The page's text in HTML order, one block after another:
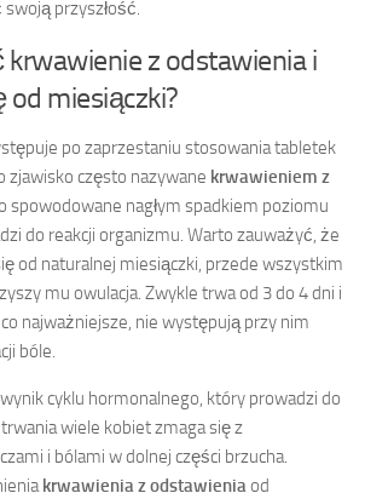
przyszłość.
krwawienie z odstawienia i
od miesiączki?
po zaprzestaniu stosowania tabletek
zjawisko często nazywane krwawieniem z
spowodowane nagłym spadkiem poziomu
do reakcji organizmu. Warto zauważyć, że
od naturalnej miesiączki, przede wszystkim
mu owulacja. Zwykle trwa od 3 do 4 dni i
najważniejsze, nie występują przy nim
bóle.
cyklu hormonalnego, który prowadzi do
wiele kobiet zmaga się z
i bólami w dolnej części brzucha.
krwawienia z odstawieniaod